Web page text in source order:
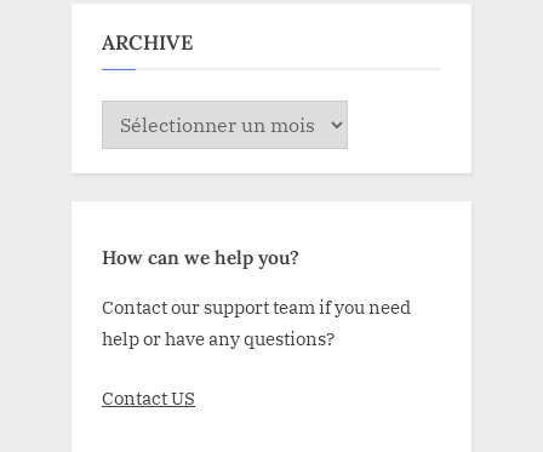
ARCHIVE
ARCHIVE
How can we help you?
Contact our support team if you need
help or have any questions?
Contact US